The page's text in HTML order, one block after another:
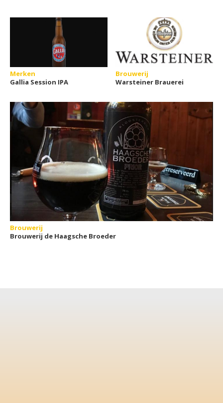
Merken
Gallia Session IPA
Brouwerij
Warsteiner Brauerei
Brouwerij
Brouwerij de Haagsche Broeder